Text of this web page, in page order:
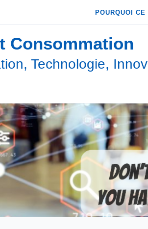
POURQUOI
Consommation
Technologie,